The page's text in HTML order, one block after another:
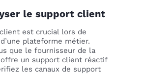
le support client
est crucial lors de
plateforme métier.
que le fournisseur de la
un support client réactif
les canaux de support